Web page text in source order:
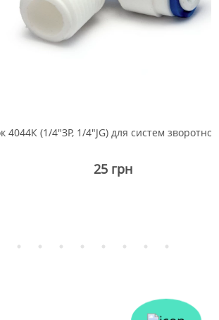
4"ЗР, 1/4"JG) для систем зворотного
25 грн